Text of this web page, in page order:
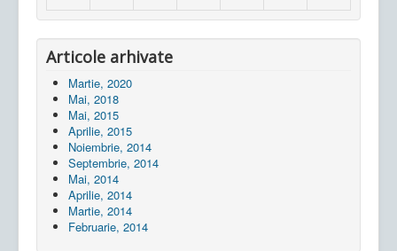
Articole arhivate
Martie, 2020
Mai, 2018
Mai, 2015
Aprilie, 2015
Noiembrie, 2014
Septembrie, 2014
Mai, 2014
Aprilie, 2014
Martie, 2014
Februarie, 2014